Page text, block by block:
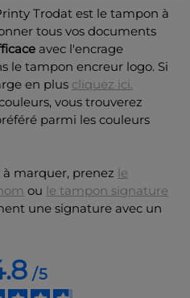
Trodat est le tampon à
tous vos documents
avec l'encrage
le tampon encreur logo. Si
en plus cliquez ici.
vous trouverez
parmi les couleurs
à marquer, prenez le
ou le tampon signature
une signature avec un
/5